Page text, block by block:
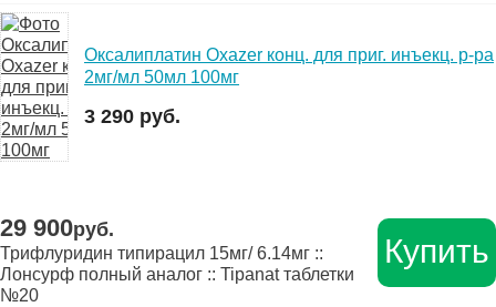
Оксалиплатин Oxazer конц. для приг. инъекц. р-ра
2мг/мл 50мл 100мг
3 290 руб.
29 900руб.
Трифлуридин типирацил 15мг/ 6.14мг ::
Лонсурф полный аналог :: Tipanat таблетки
№20
Купить